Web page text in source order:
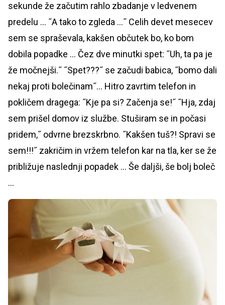
sekunde že začutim rahlo zbadanje v ledvenem
predelu … ˝A tako to zgleda …˝ Celih devet mesecev
sem se spraševala, kakšen občutek bo, ko bom
dobila popadke … Čez dve minutki spet: ˝Uh, ta pa je
že močnejši.˝ ˝Spet???˝ se začudi babica, ˝bomo dali
nekaj proti bolečinam˝... Hitro zavrtim telefon in
pokličem dragega: ˝Kje pa si? Začenja se!˝ ˝Hja, zdaj
sem prišel domov iz službe. Stuširam se in počasi
pridem,˝ odvrne brezskrbno. ˝Kakšen tuš?! Spravi se
sem!!!˝ zakričim in vržem telefon kar na tla, ker se že
približuje naslednji popadek … Še daljši, še bolj boleč
…